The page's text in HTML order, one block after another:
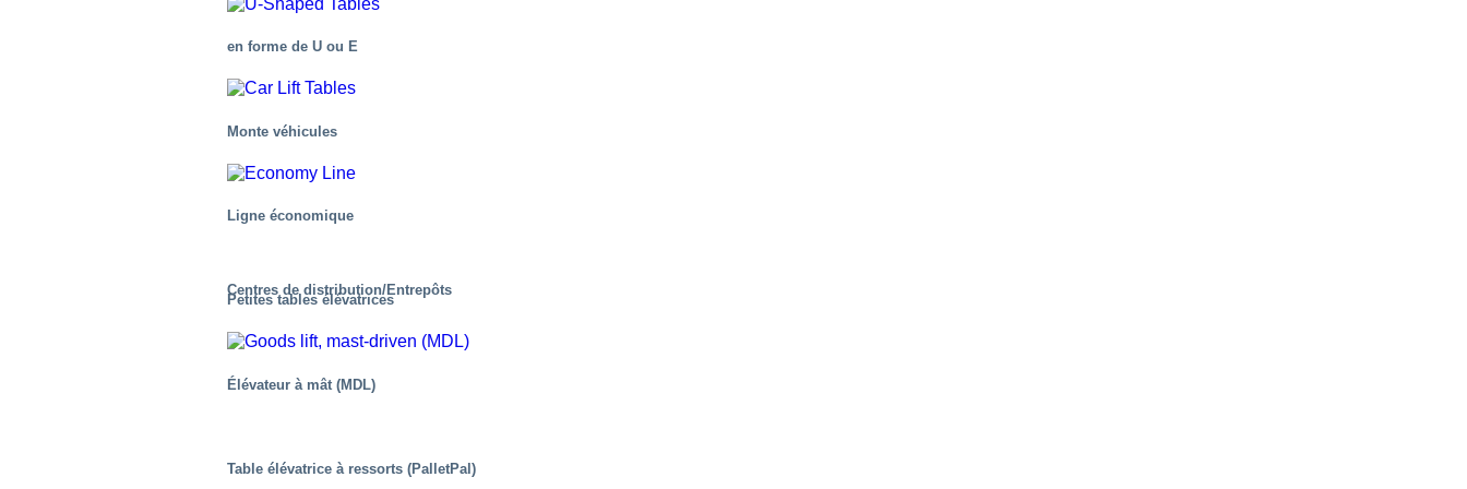
Centres de distribution/Entrepôts
en forme de U ou E
Monte véhicules
Ligne économique
Petites tables élévatrices
Élévateur à mât (MDL)
Table élévatrice à ressorts (PalletPal)